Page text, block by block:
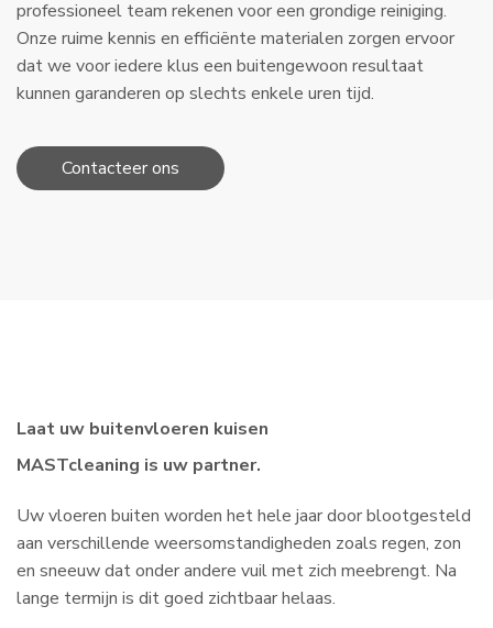
professioneel team rekenen voor een grondige reiniging.
Onze ruime kennis en efficiënte materialen zorgen ervoor
dat we voor iedere klus een buitengewoon resultaat
kunnen garanderen op slechts enkele uren tijd.
Contacteer ons
Laat uw buitenvloeren kuisen
MASTcleaning is uw partner.
Uw vloeren buiten worden het hele jaar door blootgesteld
aan verschillende weersomstandigheden zoals regen, zon
en sneeuw dat onder andere vuil met zich meebrengt. Na
lange termijn is dit goed zichtbaar helaas.